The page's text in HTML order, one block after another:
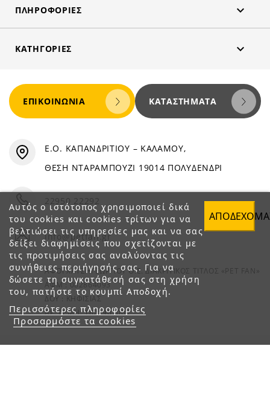
ΠΛΗΡΟΦΟΡΊΕΣ 
ΚΑΤΗΓΟΡΊΕΣ 
Αυτός ο ιστότοπος χρησιμοποιεί δικά
του cookies και cookies τρίτων για να
βελτιώσει τις υπηρεσίες μας και να σας
δείξει διαφημίσεις που σχετίζονται με
τις προτιμήσεις σας αναλύοντας τις
συνήθειες περιήγησής σας. Για να
δώσετε τη συγκατάθεσή σας στη χρήση
του, πατήστε το κουμπί Αποδοχή.
Περισσότερες πληροφορίες
Προσαρμόστε τα cookies
ΕΠΙΚΟΙΝΩΝΊΑ ΚΑΤΑΣΤΉΜΑΤΑ
Ε.Ο. ΚΑΠΑΝΔΡΙΤΙΟΥ – ΚΑΛΑΜΟΥ,
ΘΕΣΗ ΝΤΑΡΑΜΠΟΥΖΙ 19014 ΠΟΛΥΔΕΝΔΡΙ
22950 22292
info@petfan.gr
ΑΦΟΙ ΧΑΤΖΗΓΕΩΡΓΙΟΥ Ο.Ε. ΔΙΑΚΡΙΤΙΚΟΣ ΤΙΤΛΟΣ «PET FAN»
ΑΦΜ : 082864093
ΔΟΥ : ΚΗΦΙΣΙΑΣ
ΑΡ. ΓΕΜΗ: 1821901000